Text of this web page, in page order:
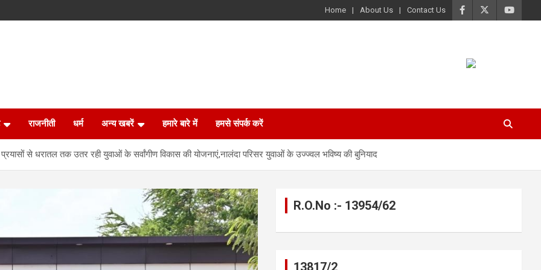
Home About Us Contact Us
राजनीती धर्म अन्य खबरें हमारे बारे में हमसे संपर्क करें
से धरातल तक उतर रही युवाओं के सर्वांगीण विकास की योजनाएं,नालंदा परिसर युवाओं के उज्ज्वल भविष्य की बुनियाद
R.O.No :- 13954/62
13817/2